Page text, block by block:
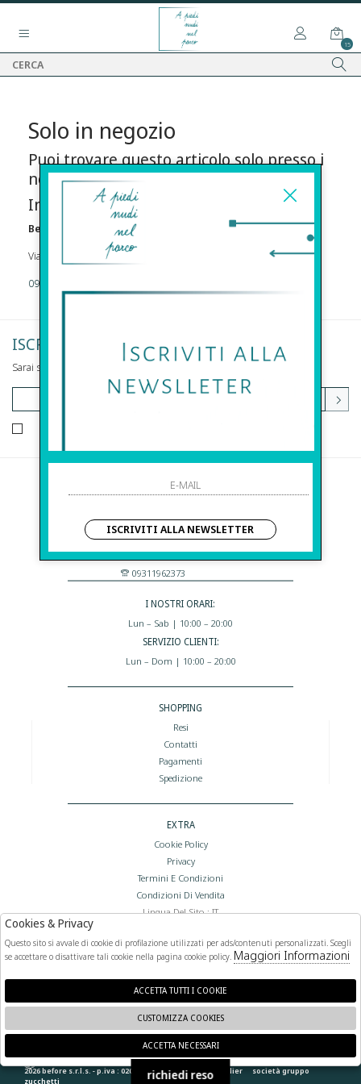
15
Solo in negozio
Puoi trovare questo articolo solo presso i
nostri punti vendita:
Info contatti
Before s.r.l.s.
Via Della Maestranza , 23 96100 Siracusa
09311962373
ISCRIVITI ALLA NEWSLETTER
Sarai sempre aggiornato su offerte e promozioni.
Before S.r.l.s.
Via Della Maestranza , 23
96100 Siracusa - Italia
Eshop@apiedinudinelparcoboutique.com
09311962373
I NOSTRI ORARI:
Lun – Sab | 10:00 – 20:00
SERVIZIO CLIENTI:
Lun – Dom | 10:00 – 20:00
SHOPPING
Resi
Contatti
Pagamenti
Spedizione
EXTRA
Cookie Policy
Privacy
Termini E Condizioni
Condizioni Di Vendita
Lingua Del Sito : IT
FOLLOW US
2026 before s.r.l.s. - p.iva : 02066400892 powered by atelier società gruppo
zucchetti
🍪
ISCRIVITI ALLA NEWSLETTER
richiedi reso
Cookies & Privacy
Questo sito si avvale di cookie di profilazione utilizzati per ads/contenuti personalizzati. Scegli
se accettare o disattivare tali cookie nella pagina cookie policy. Maggiori Informazioni
ACCETTA TUTTI I COOKIE
CUSTOMIZZA COOKIES
ACCETTA NECESSARI